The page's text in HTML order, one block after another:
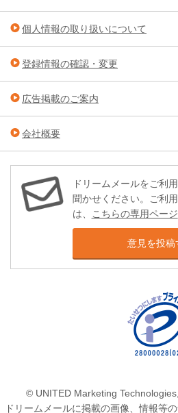
個人情報の取り扱いについて
登録情報の確認・変更
広告掲載のご案内
会社概要
ドリームメールをご利
聞かせください。ご利
は、
こちらの専用ページ
意見を投稿
© UNITED Marketing
ドリームメールに掲載の画像、情報等